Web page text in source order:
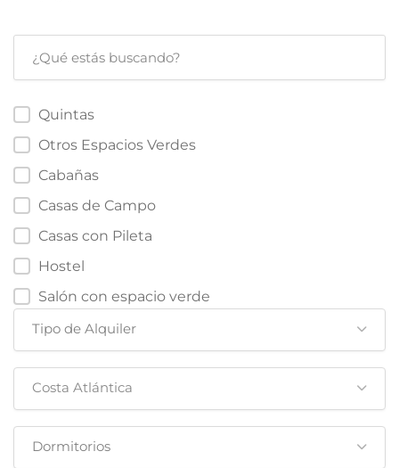
Quintas
Otros Espacios Verdes
Cabañas
Casas de Campo
Casas con Pileta
Hostel
Salón con espacio verde
Tipo de Alquiler
Costa Atlántica
Dormitorios